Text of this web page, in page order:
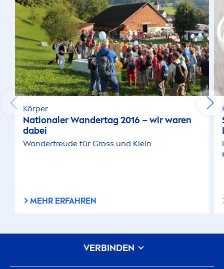
Körper
Nationaler Wandertag 2016 – wir waren
dabei
Wanderfreude für Gross und Klein
MEHR ERFAHREN
VERBINDEN